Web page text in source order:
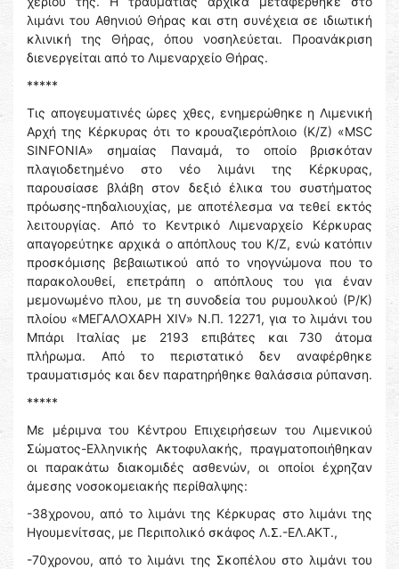
λιμάνι του Αθηνιού Θήρας και στη συνέχεια σε ιδιωτική
κλινική της Θήρας, όπου νοσηλεύεται. Προανάκριση
διενεργείται από το Λιμεναρχείο Θήρας.
*****
Τις απογευματινές ώρες χθες, ενημερώθηκε η Λιμενική
Αρχή της Κέρκυρας ότι το κρουαζιερόπλοιο (Κ/Ζ) «MSC
SINFONIA» σημαίας Παναμά, το οποίο βρισκόταν
πλαγιοδετημένο στο νέο λιμάνι της Κέρκυρας,
παρουσίασε βλάβη στον δεξιό έλικα του συστήματος
πρόωσης-πηδαλιουχίας, με αποτέλεσμα να τεθεί εκτός
λειτουργίας. Από το Κεντρικό Λιμεναρχείο Κέρκυρας
απαγορεύτηκε αρχικά ο απόπλους του Κ/Ζ, ενώ κατόπιν
προσκόμισης βεβαιωτικού από το νηογνώμονα που το
παρακολουθεί, επετράπη ο απόπλους του για έναν
μεμονωμένο πλου, με τη συνοδεία του ρυμουλκού (Ρ/Κ)
πλοίου «ΜΕΓΑΛΟΧΑΡΗ XIV» Ν.Π. 12271, για το λιμάνι του
Μπάρι Ιταλίας με 2193 επιβάτες και 730 άτομα
πλήρωμα. Από το περιστατικό δεν αναφέρθηκε
τραυματισμός και δεν παρατηρήθηκε θαλάσσια ρύπανση.
*****
Με μέριμνα του Κέντρου Επιχειρήσεων του Λιμενικού
Σώματος-Ελληνικής Ακτοφυλακής, πραγματοποιήθηκαν
οι παρακάτω διακομιδές ασθενών, οι οποίοι έχρηζαν
άμεσης νοσοκομειακής περίθαλψης:
-38χρονου, από το λιμάνι της Κέρκυρας στο λιμάνι της
Ηγουμενίτσας, με Περιπολικό σκάφος Λ.Σ.-ΕΛ.ΑΚΤ.,
-70χρονου, από το λιμάνι της Σκοπέλου στο λιμάνι του